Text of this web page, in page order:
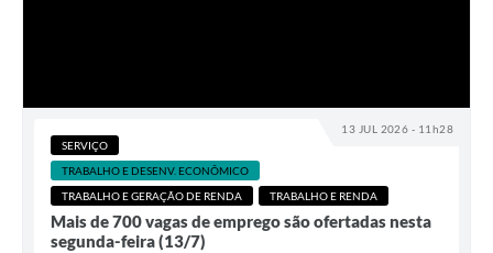
13 JUL 2026 - 11h28
SERVIÇO
TRABALHO E DESENV. ECONÔMICO
TRABALHO E GERAÇÃO DE RENDA
TRABALHO E RENDA
Mais de 700 vagas de emprego são ofertadas nesta
segunda-feira (13/7)